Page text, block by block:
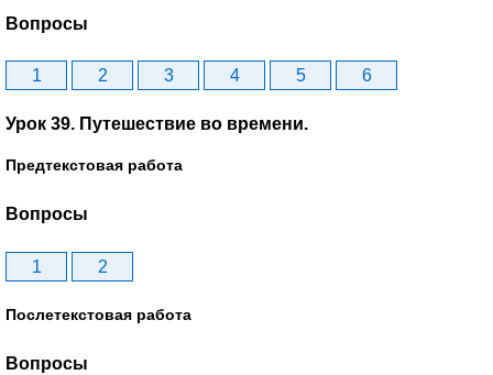
Вопросы
1 2 3 4 5 6
Урок 39. Путешествие во времени.
Предтекстовая работа
Вопросы
1 2
Послетекстовая работа
Вопросы